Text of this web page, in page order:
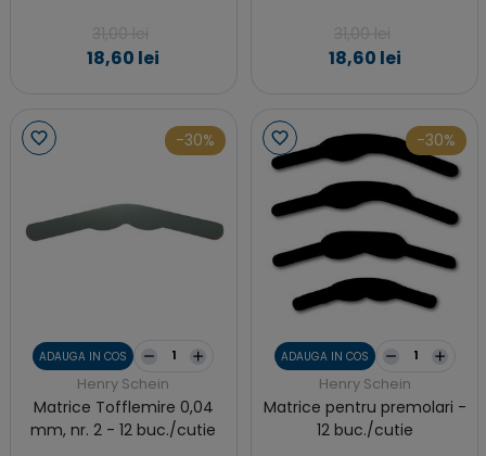
18,60 lei 18,60 lei
-30%
ADAUGA IN COS
Henry Schein
Matrice Tofflemire 0,04
mm, nr. 2 - 12 buc./cutie
-30%
ADAUGA IN COS
Henry Schein
Matrice pentru premolari -
12 buc./cutie